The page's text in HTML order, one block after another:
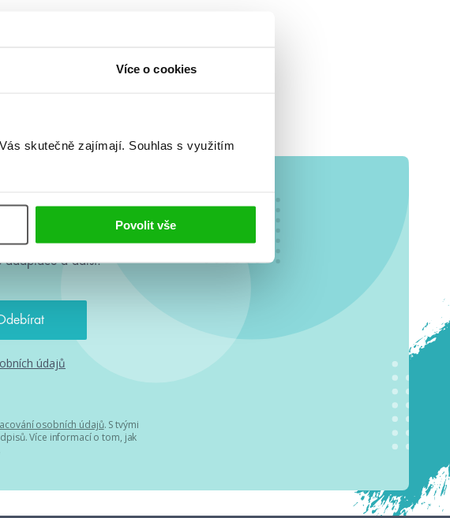
Více o cookies
skutečně zajímají. Souhlas s využitím
Povolit vše
Nové knihy, co se
adaptace a další.
údajů
osobních údajů. S tvými
Více informací o tom, jak